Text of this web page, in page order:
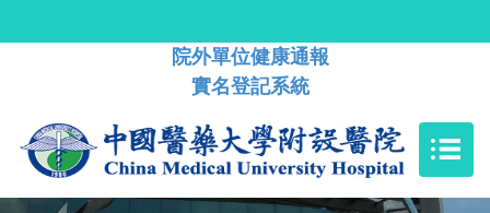
院外單位健康通報
實名登記系統